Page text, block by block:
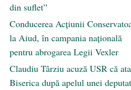
din suflet”
Conducerea Acțiunii
la Aiud, în campania națională
pentru abrogarea Legii Vexler
Claudiu Târziu acuză USR că
Biserica după apelul unei